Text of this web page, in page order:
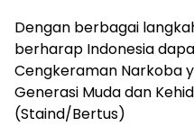
Dengan berbagai
berharap Indonesia
Cengkeraman Narkoba
Generasi Muda dan
(Staind/Bertus)